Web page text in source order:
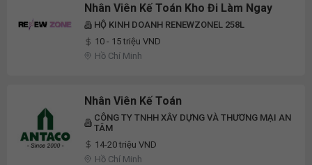
Nhân Viên Kế Toán Kho Đi Làm Ngay
HỘ KINH DOANH RENEWZONEL 258L
10 - 15 triệu VND
Hồ Chí Minh
Nhân Viên Kế Toán
CÔNG TY TNHH XÂY DỰNG VÀ THƯƠNG MẠI AN
TÂM
14-20 triệu VND
Hồ Chí Minh